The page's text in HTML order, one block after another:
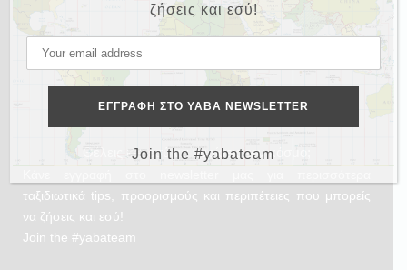
NEWSLETTER
Θέλεις και εσύ να γυρίσεις τον κόσμο;
ταξιδιωτικά tips, προορισμούς και περιπέτειες που μπορείς
να ζήσεις και εσύ!
Join the #yabateam
ζήσεις και εσύ!
Join the #yabateam